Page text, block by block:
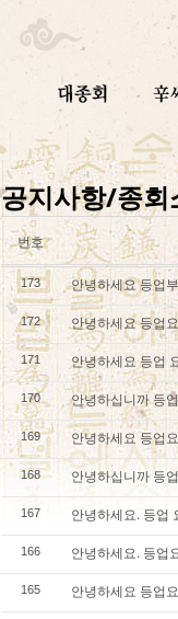
공지사항/종회
번호
173 안녕하세요 등업
172 안녕하세요 등업
171 안녕하세요 등업
170 안녕하십니까 등
169 안녕하세요 등업
168 안녕하십니까 등
167 안녕하세요. 등업
166 안녕하세요. 등업
165 안녕하세요 등업